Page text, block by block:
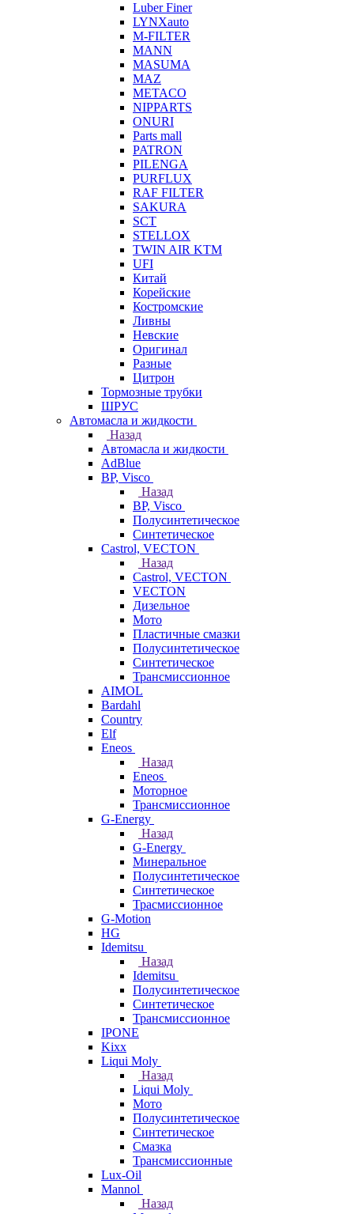
Luber Finer
LYNXauto
M-FILTER
MANN
MASUMA
MAZ
METACO
NIPPARTS
ONURI
Parts mall
PATRON
PILENGA
PURFLUX
RAF FILTER
SAKURA
SCT
STELLOX
TWIN AIR KTM
UFI
Китай
Корейские
Костромские
Ливны
Невские
Оригинал
Разные
Цитрон
Тормозные трубки
ШРУС
Автомасла и жидкости
Назад
Автомасла и жидкости
AdBlue
BP, Visco
Назад
BP, Visco
Полусинтетическое
Синтетическое
Castrol, VECTON
Назад
Castrol, VECTON
VECTON
Дизельное
Мото
Пластичные смазки
Полусинтетическое
Синтетическое
Трансмиссионное
AIMOL
Bardahl
Country
Elf
Eneos
Назад
Eneos
Моторное
Трансмиссионное
G-Energy
Назад
G-Energy
Минеральное
Полусинтетическое
Синтетическое
Трасмиссионное
G-Motion
HG
Idemitsu
Назад
Idemitsu
Полусинтетическое
Синтетическое
Трансмиссионное
IPONE
Kixx
Liqui Moly
Назад
Liqui Moly
Мото
Полусинтетическое
Синтетическое
Смазка
Трансмиссионные
Lux-Oil
Mannol
Назад